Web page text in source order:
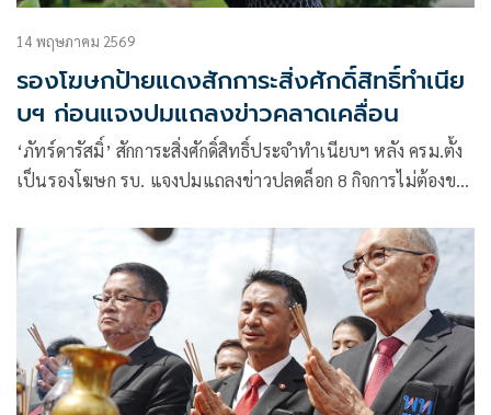
14 พฤษภาคม 2569
รองโฆษกป้ายแดงสักการะสิ่งศักดิ์สิทธิ์ทำเนีย
บฯ ก่อนแจงปมแถลงข่าวคลาดเคลื่อน
‘ภัทร์ดารัสมิ์’ สักการะสิ่งศักดิ์สิทธิ์ประจำทำเนียบฯ หลัง ครม.ตั้ง
เป็นรองโฆษก รบ. แจงปมแถลงข่าวปลดล็อก 8 กิจการไม่ต้องขอ
การเมือง